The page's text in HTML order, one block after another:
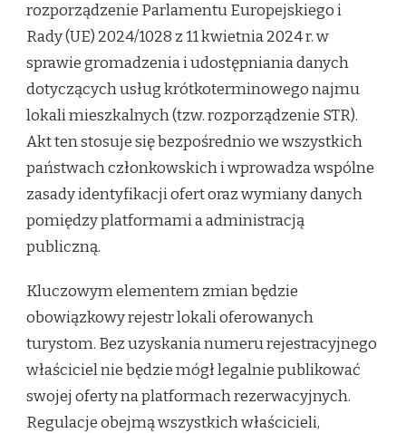
rozporządzenie Parlamentu Europejskiego i
Rady (UE) 2024/1028 z 11 kwietnia 2024 r. w
sprawie gromadzenia i udostępniania danych
dotyczących usług krótkoterminowego najmu
lokali mieszkalnych (tzw. rozporządzenie STR).
Akt ten stosuje się bezpośrednio we wszystkich
państwach członkowskich i wprowadza wspólne
zasady identyfikacji ofert oraz wymiany danych
pomiędzy platformami a administracją
publiczną.
Kluczowym elementem zmian będzie
obowiązkowy rejestr lokali oferowanych
turystom. Bez uzyskania numeru rejestracyjnego
właściciel nie będzie mógł legalnie publikować
swojej oferty na platformach rezerwacyjnych.
Regulacje obejmą wszystkich właścicieli,